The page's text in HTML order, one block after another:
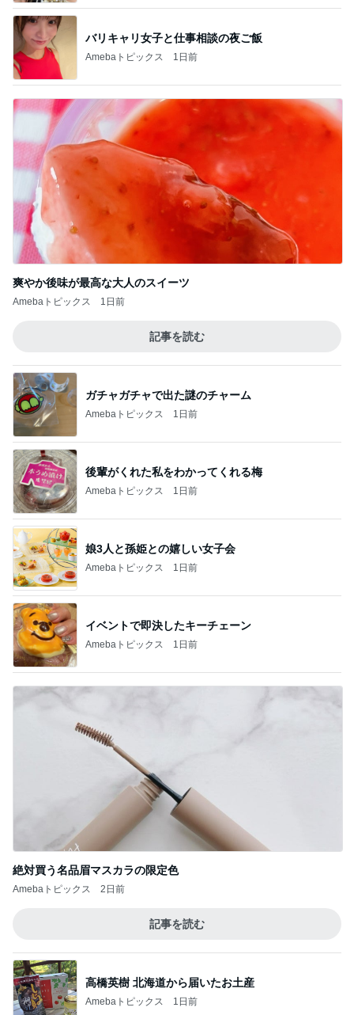
バリキャリ女子と仕事相談の夜ご飯
Amebaトピックス 1日前
爽やか後味が最高な大人のスイーツ
Amebaトピックス 1日前
記事を読む
ガチャガチャで出た謎のチャーム
Amebaトピックス 1日前
後輩がくれた私をわかってくれる梅
Amebaトピックス 1日前
娘3人と孫姫との嬉しい女子会
Amebaトピックス 1日前
イベントで即決したキーチェーン
Amebaトピックス 1日前
絶対買う名品眉マスカラの限定色
Amebaトピックス 2日前
記事を読む
高橋英樹 北海道から届いたお土産
Amebaトピックス 1日前